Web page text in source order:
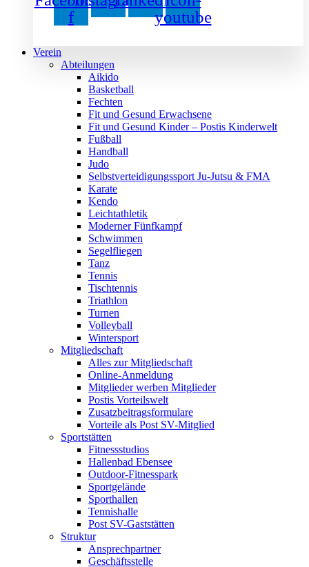
f
youtube
Verein
Abteilungen
Aikido
Basketball
Fechten
Fit und Gesund Erwachsene
Fit und Gesund Kinder – Postis Kinderwelt
Fußball
Handball
Judo
Selbstverteidigungssport Ju-Jutsu & FMA
Karate
Kendo
Leichtathletik
Moderner Fünfkampf
Schwimmen
Segelfliegen
Tanz
Tennis
Tischtennis
Triathlon
Turnen
Volleyball
Wintersport
Mitgliedschaft
Alles zur Mitgliedschaft
Online-Anmeldung
Mitglieder werben Mitglieder
Postis Vorteilswelt
Zusatzbeitragsformulare
Vorteile als Post SV-Mitglied
Sportstätten
Fitnessstudios
Hallenbad Ebensee
Outdoor-Fitnesspark
Sportgelände
Sporthallen
Tennishalle
Post SV-Gaststätten
Struktur
Ansprechpartner
Geschäftsstelle